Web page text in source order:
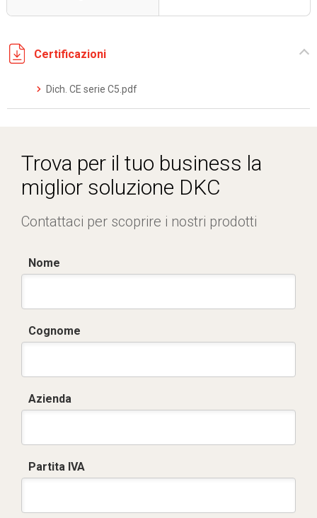
Certificazioni
Dich. CE serie C5.pdf
Trova per il tuo business la
miglior soluzione DKC
Contattaci per scoprire i nostri prodotti
Nome
Cognome
Azienda
Partita IVA